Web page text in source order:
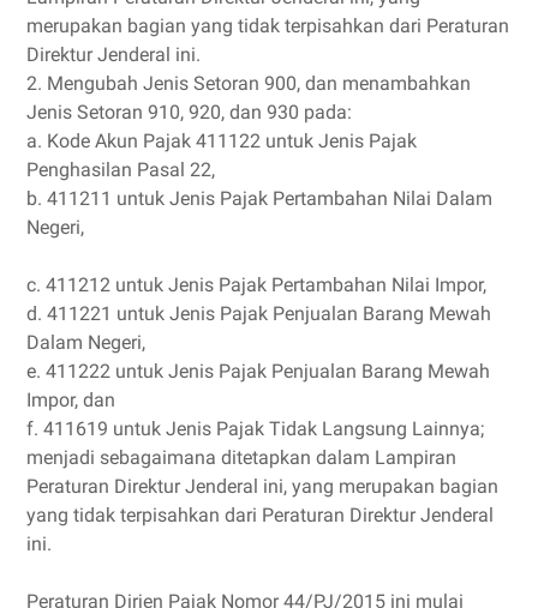
merupakan bagian yang tidak terpisahkan dari Peraturan
Direktur Jenderal ini.
2. Mengubah Jenis Setoran 900, dan menambahkan
Jenis Setoran 910, 920, dan 930 pada:
a. Kode Akun Pajak 411122 untuk Jenis Pajak
Penghasilan Pasal 22,
b. 411211 untuk Jenis Pajak Pertambahan Nilai Dalam
Negeri,
c. 411212 untuk Jenis Pajak Pertambahan Nilai Impor,
d. 411221 untuk Jenis Pajak Penjualan Barang Mewah
Dalam Negeri,
e. 411222 untuk Jenis Pajak Penjualan Barang Mewah
Impor, dan
f. 411619 untuk Jenis Pajak Tidak Langsung Lainnya;
menjadi sebagaimana ditetapkan dalam Lampiran
Peraturan Direktur Jenderal ini, yang merupakan bagian
yang tidak terpisahkan dari Peraturan Direktur Jenderal
ini.
Peraturan Dirjen Pajak Nomor 44/PJ/2015 ini mulai